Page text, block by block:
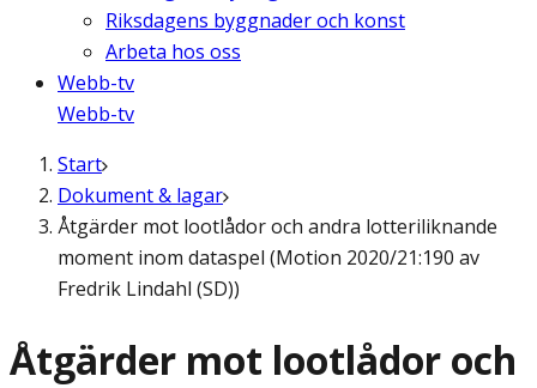
Riksdagens byggnader och konst
Arbeta hos oss
Webb-tv
Webb-tv
Start
Dokument & lagar
Åtgärder mot lootlådor och andra lotteriliknande
moment inom dataspel (Motion 2020/21:190 av
Fredrik Lindahl (SD))
Åtgärder mot lootlådor och